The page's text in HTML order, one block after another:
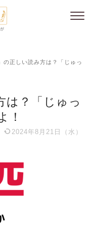
の正しい読み方は？「じゅっ
は？「じゅっ
！
2024年8月21日（水）